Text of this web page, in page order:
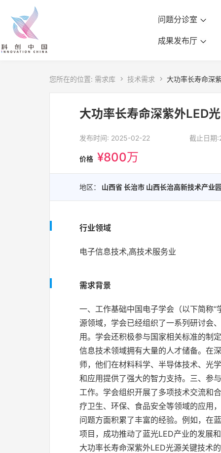
问题分诊室
成果发布厅
您所在的位置: 需求库  技术需求  大功率长寿命深
大功率长寿命深紫外LED
发布时间: 2025-02-22 截止日期
价格 ¥800万
地区： 山西省 长治市 山西长治高新技术产业
行业领域
电子信息技术,高技术服务业
需求背景
一、工作基础中国电子学会（以下简称
源领域，学会已经组织了一系列研讨会
用。学会还积极参与国家相关标准的制
信息技术领域拥有大量的人才储备。在
师，他们在材料科学、半导体技术、光
和应用提供了强大的智力支持。三、参
工作。学会组织开展了多项技术交流和
疗卫生、环保、食品安全等领域的应用
问题方面积累了丰富的经验。例如，在
项目，成功推动了蓝光LED产业的发展
大功率长寿命深紫外LED光源关键技术